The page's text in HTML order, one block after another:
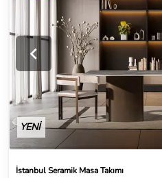
YENİ
İstanbul Seramik Masa Takımı